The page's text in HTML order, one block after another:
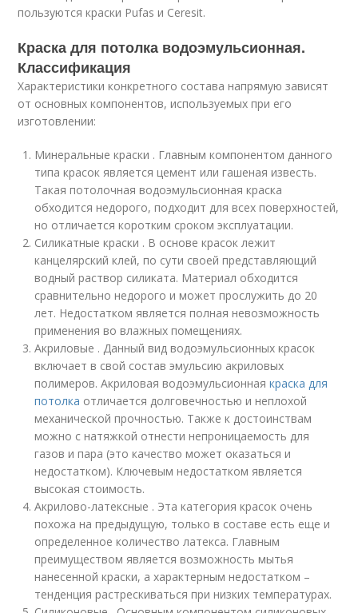
пользуются краски Pufas и Ceresit.
Краска для потолка водоэмульсионная.
Классификация
Характеристики конкретного состава напрямую зависят
от основных компонентов, используемых при его
изготовлении:
Минеральные краски . Главным компонентом данного
типа красок является цемент или гашеная известь.
Такая потолочная водоэмульсионная краска
обходится недорого, подходит для всех поверхностей,
но отличается коротким сроком эксплуатации.
Силикатные краски . В основе красок лежит
канцелярский клей, по сути своей представляющий
водный раствор силиката. Материал обходится
сравнительно недорого и может прослужить до 20
лет. Недостатком является полная невозможность
применения во влажных помещениях.
Акриловые . Данный вид водоэмульсионных красок
включает в свой состав эмульсию акриловых
полимеров. Акриловая водоэмульсионнаякраска для
потолка отличается долговечностью и неплохой
механической прочностью. Также к достоинствам
можно с натяжкой отнести непроницаемость для
газов и пара (это качество может оказаться и
недостатком). Ключевым недостатком является
высокая стоимость.
Акрилово-латексные . Эта категория красок очень
похожа на предыдущую, только в составе есть еще и
определенное количество латекса. Главным
преимуществом является возможность мытья
нанесенной краски, а характерным недостатком –
тенденция растрескиваться при низких температурах.